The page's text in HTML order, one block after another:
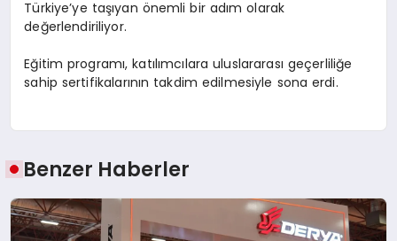
Türkiye’ye taşıyan önemli bir adım olarak
değerlendiriliyor.
Eğitim programı, katılımcılara uluslararası geçerliliğe
sahip sertifikalarının takdim edilmesiyle sona erdi.
Benzer Haberler